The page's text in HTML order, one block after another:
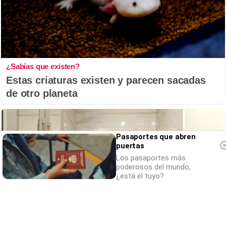
¿Sabías que existen?
Estas criaturas existen y parecen sacadas
de otro planeta
Pasaportes que abren
puertas
Los pasaportes más
poderosos del mundo,
¿está el tuyo?